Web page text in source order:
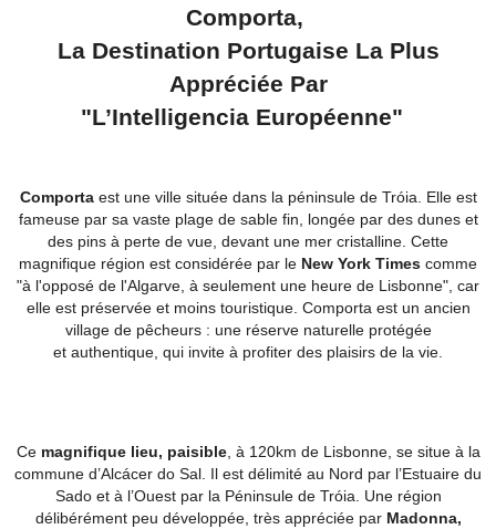
Comporta,
La Destination Portugaise La Plus
Appréciée Par
"L’Intelligencia Européenne"
Comportaest une ville située dans la péninsule de Tróia. Elle est
fameuse par sa vaste plage de sable fin, longée par des dunes et
des pins à perte de vue, devant une mer cristalline. Cette
magnifique région est considérée par le New York Times comme
"à l'opposé de l'Algarve, à seulement une heure de Lisbonne", car
elle est préservée et moins touristique. Comporta est un ancien
village de pêcheurs : une réserve naturelle protégée
et authentique, qui invite à profiter des plaisirs de la vie.
Ce magnifiquelieu, paisible, à 120km de Lisbonne, se situe à la
commune d’Alcácer do Sal. Il est délimité au Nord par l’Estuaire du
Sado et à l’Ouest par la Péninsule de Tróia. Une région
délibérément peu développée, très appréciée par Madonna,